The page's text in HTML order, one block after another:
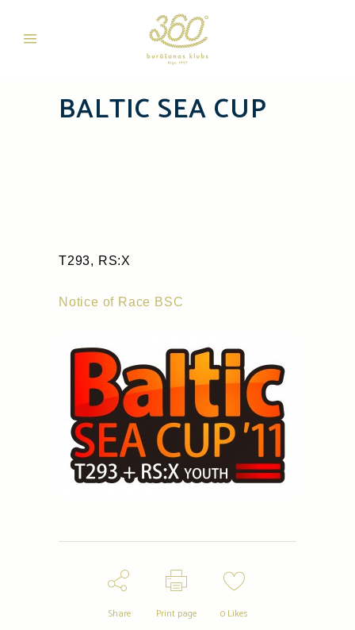
BALTIC SEA CUP
T293, RS:X
Notice of Race BSC
Share Print page 0Likes